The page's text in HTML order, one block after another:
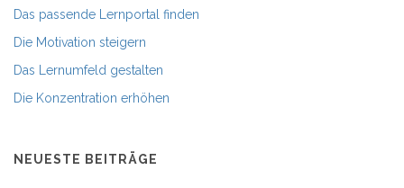
Das passende Lernportal finden
Die Motivation steigern
Das Lernumfeld gestalten
Die Konzentration erhöhen
NEUESTE BEITRÄGE